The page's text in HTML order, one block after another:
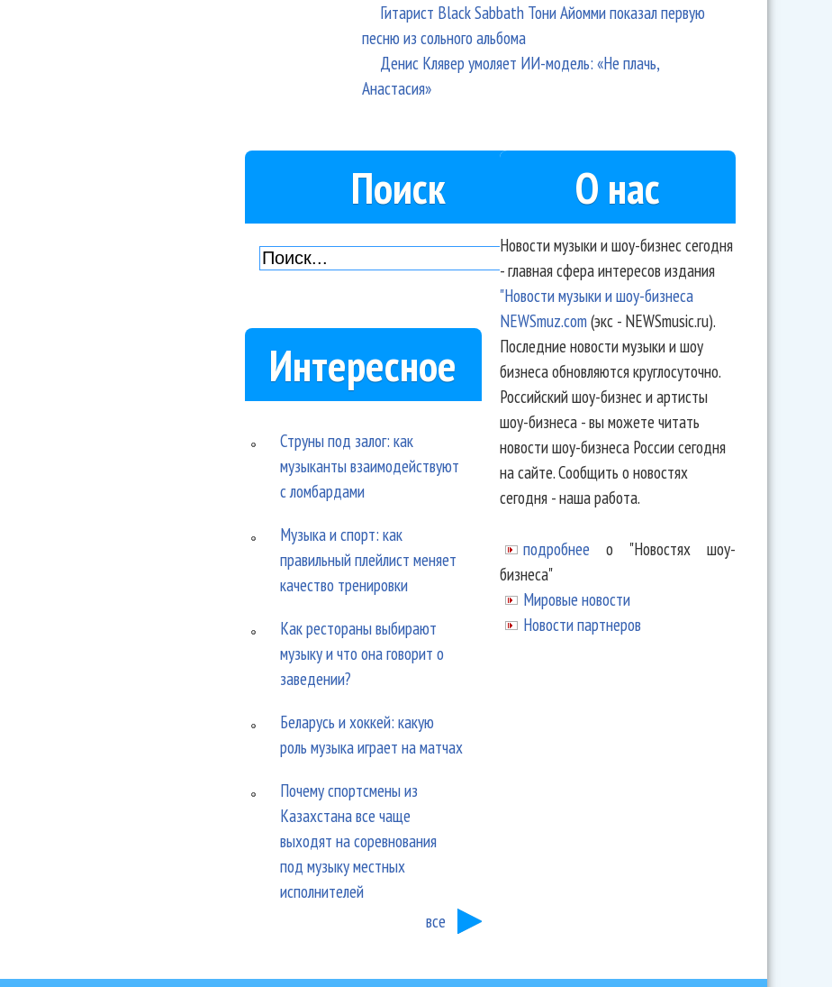
Гитарист Black Sabbath Тони Айомми показал первую
песню из сольного альбома
Денис Клявер умоляет ИИ-модель: «Не плачь,
Анастасия»
Поиск
Интересное
Струны под залог: как
музыканты взаимодействуют
с ломбардами
Музыка и спорт: как
правильный плейлист меняет
качество тренировки
Как рестораны выбирают
музыку и что она говорит о
заведении?
Беларусь и хоккей: какую
роль музыка играет на матчах
Почему спортсмены из
Казахстана все чаще
выходят на соревнования
под музыку местных
исполнителей
все
О нас
Новости музыки и шоу-бизнес сегодня
- главная сфера интересов издания
"Новости музыки и шоу-бизнеса
NEWSmuz.com(экс - NEWSmusic.ru).
Последние новости музыки и шоу
бизнеса обновляются круглосуточно.
Российский шоу-бизнес и артисты
шоу-бизнеса - вы можете читать
новости шоу-бизнеса России сегодня
на сайте. Сообщить о новостях
сегодня - наша работа.
подробнее о "Новостях шоу-
бизнеса"
Мировые новости
Новости партнеров